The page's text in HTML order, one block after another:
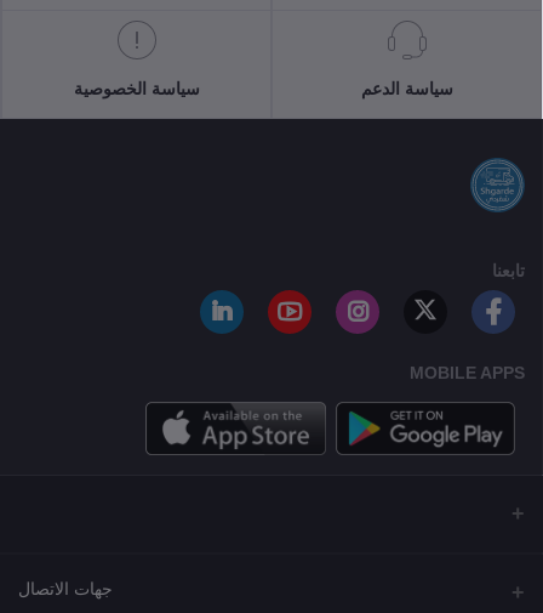
سياسة الدعم سياسة الخصوصية
تابعنا
MOBILE APPS
جهات الاتصال